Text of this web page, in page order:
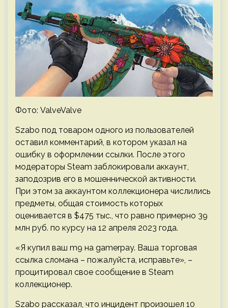
Фото: ValveValve
Szabo под товаром одного из пользователей
оставил комментарий, в котором указал на
ошибку в оформлении ссылки. После этого
модераторы Steam заблокировали аккаунт,
заподозрив его в мошеннической активности.
При этом за аккаунтом коллекционера числились
предметы, общая стоимость которых
оценивается в $475 тыс., что равно примерно 39
млн руб. по курсу на 12 апреля 2023 года.
«Я купил ваш m9 на gamerpay. Ваша торговая
ссылка сломана – пожалуйста, исправьте», –
процитировал свое сообщение в Steam
коллекционер.
Szabo рассказал, что инцидент произошел 10